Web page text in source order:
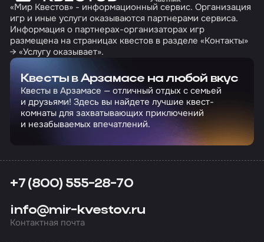
«Мир Квестов» - информационный сервис. Организация
игр и иные услуги оказываются партнерами сервиса.
Информация о партнерах-организаторах игр
размещена на страницах квестов в разделе «Контакты»
→ «Услугу оказывает».
Квесты в Арзамасе на любой вкус
Квесты в Арзамасе — отличный отдых с семьей
и друзьями! Здесь вы найдете лучшие квест-
комнаты для захватывающих приключений
и незабываемых впечатлений.
+7 (800) 555-28-70
info@mir-kvestov.ru
Контактная почта